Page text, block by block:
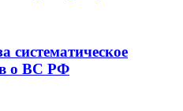
систематическое
о ВС РФ